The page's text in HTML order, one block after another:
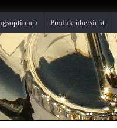
Produktübersicht